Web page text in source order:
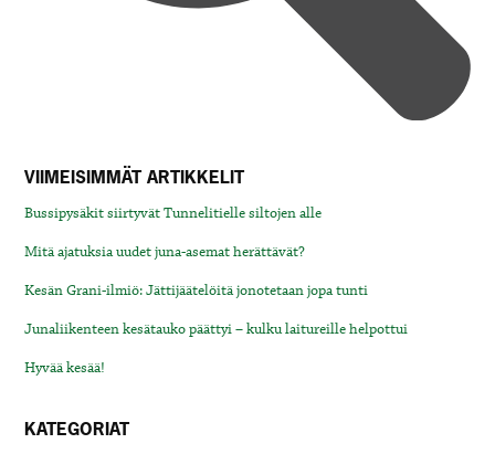
VIIMEISIMMÄT ARTIKKELIT
Bussipysäkit siirtyvät Tunnelitielle siltojen alle
Mitä ajatuksia uudet juna-asemat herättävät?
Kesän Grani-ilmiö: Jättijäätelöitä jonotetaan jopa tunti
Junaliikenteen kesätauko päättyi – kulku laitureille helpottui
Hyvää kesää!
KATEGORIAT